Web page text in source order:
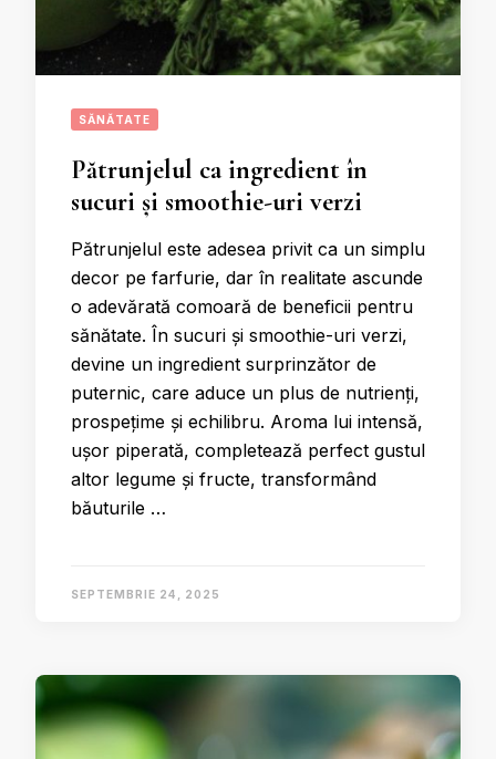
SĂNĂTATE
Pătrunjelul ca ingredient în
sucuri și smoothie-uri verzi
Pătrunjelul este adesea privit ca un simplu
decor pe farfurie, dar în realitate ascunde
o adevărată comoară de beneficii pentru
sănătate. În sucuri și smoothie-uri verzi,
devine un ingredient surprinzător de
puternic, care aduce un plus de nutrienți,
prospețime și echilibru. Aroma lui intensă,
ușor piperată, completează perfect gustul
altor legume și fructe, transformând
băuturile …
SEPTEMBRIE 24, 2025